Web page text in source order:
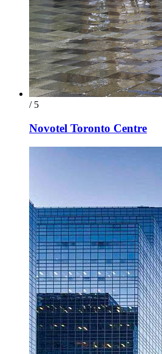
/ 5
Novotel Toronto Centre